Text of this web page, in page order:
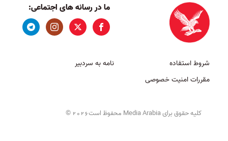
ما در رسانه های اجتماعی:
شروط استفاده
مقررات امنیت خصوصی
نامه به سردبیر
کلیه حقوق برای Media Arabia محفوظ است 2026
©